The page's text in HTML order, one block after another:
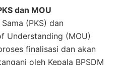
dan MOU
(PKS) dan
Understanding (MOU)
finalisasi dan akan
oleh Kepala BPSDM